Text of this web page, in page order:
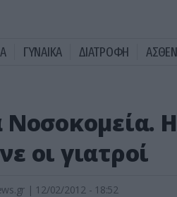
ΓΥΝΑΙΚΑ ΔΙΑΤΡΟΦΗ
Νοσοκομεία.
οι γιατροί
| 12/02/2012 - 18:52